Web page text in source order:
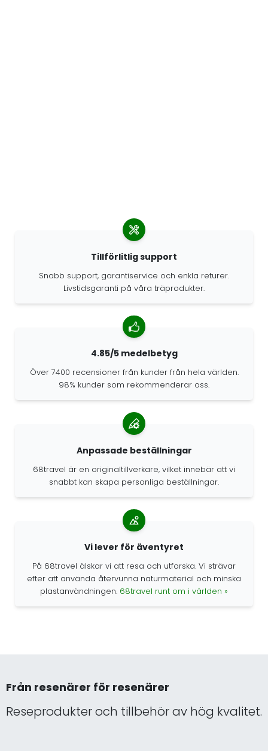
Tillförlitlig support
Snabb support, garantiservice och enkla returer.
Livstidsgaranti på våra träprodukter.
4.85/5 medelbetyg
Över 7400 recensioner från kunder från hela världen.
98% kunder som rekommenderar oss.
Anpassade beställningar
68travel är en originaltillverkare, vilket innebär att vi
snabbt kan skapa personliga beställningar.
Vi lever för äventyret
På 68travel älskar vi att resa och utforska. Vi strävar
efter att använda återvunna naturmaterial och minska
plastanvändningen. 68travel runt om i världen »
Från resenärer för resenärer
Reseprodukter och tillbehör av hög kvalitet.